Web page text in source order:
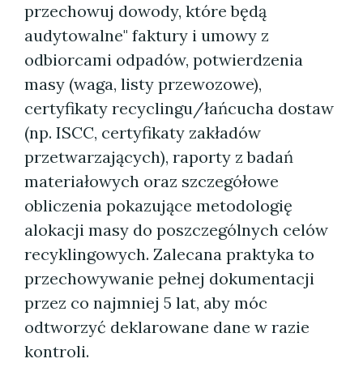
przechowuj dowody, które będą
audytowalne" faktury i umowy z
odbiorcami odpadów, potwierdzenia
masy (waga, listy przewozowe),
certyfikaty recyclingu/łańcucha dostaw
(np. ISCC, certyfikaty zakładów
przetwarzających), raporty z badań
materiałowych oraz szczegółowe
obliczenia pokazujące metodologię
alokacji masy do poszczególnych celów
recyklingowych. Zalecana praktyka to
przechowywanie pełnej dokumentacji
przez co najmniej 5 lat, aby móc
odtworzyć deklarowane dane w razie
kontroli.